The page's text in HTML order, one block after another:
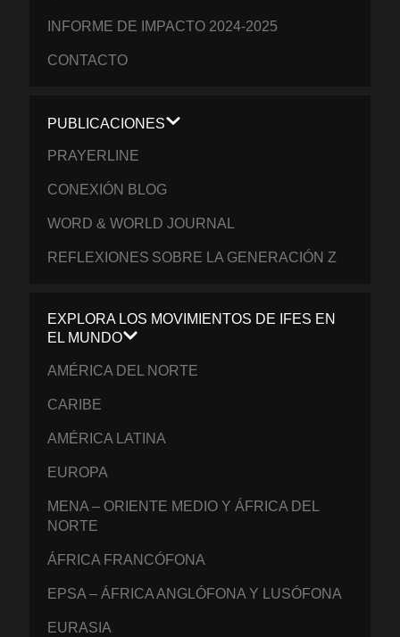
INFORME DE IMPACTO 2024-2025
CONTACTO
PUBLICACIONES
PRAYERLINE
CONEXIÓN BLOG
WORD & WORLD JOURNAL
REFLEXIONES SOBRE LA GENERACIÓN Z
EXPLORA LOS MOVIMIENTOS DE IFES EN
EL MUNDO
AMÉRICA DEL NORTE
CARIBE
AMÉRICA LATINA
EUROPA
MENA – ORIENTE MEDIO Y ÁFRICA DEL
NORTE
ÁFRICA FRANCÓFONA
EPSA – ÁFRICA ANGLÓFONA Y LUSÓFONA
EURASIA